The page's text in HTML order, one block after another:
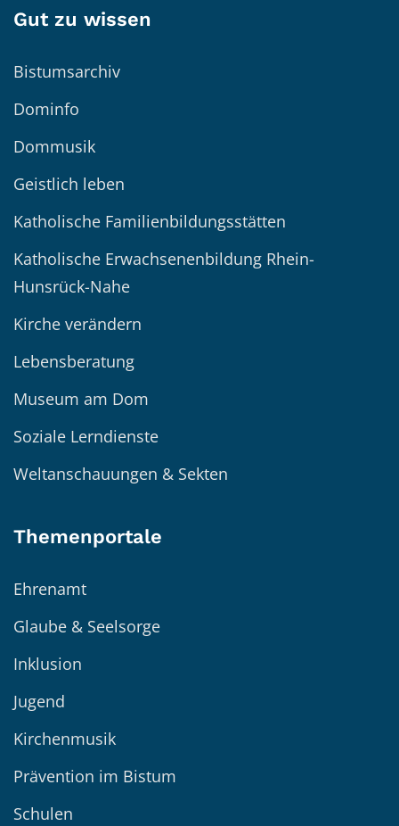
Gut zu wissen
Bistumsarchiv
Dominfo
Dommusik
Geistlich leben
Katholische Familienbildungsstätten
Katholische Erwachsenenbildung Rhein-
Hunsrück-Nahe
Kirche verändern
Lebensberatung
Museum am Dom
Soziale Lerndienste
Weltanschauungen & Sekten
Themenportale
Ehrenamt
Glaube & Seelsorge
Inklusion
Jugend
Kirchenmusik
Prävention im Bistum
Schulen